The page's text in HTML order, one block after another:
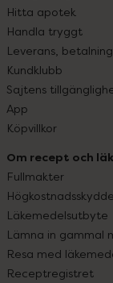
Hitta apotek
Handla tryggt
Leverans,
Kundklubb
Sajtens
App
Köpvillkor
Om recept och
Fullmakter
Läkemedelsutbyte
Lämna in gammal
Resa med
Receptregistret